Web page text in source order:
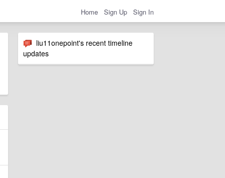
Home Sign Up Sign In
liu11onepoint's recent timeline
updates